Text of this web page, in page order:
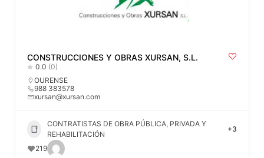
CONSTRUCCIONES Y OBRAS XURSAN, S.L.
0.0 (0)
OURENSE
988 383578
xursan@xursan.com
CONTRATISTAS DE OBRA PÚBLICA, PRIVADA Y
REHABILITACIÓN
+3
219